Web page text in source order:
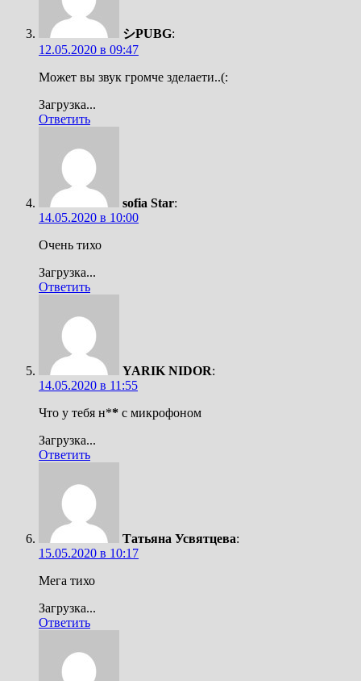
シPUBG:
12.05.2020 в 09:47
Может вы звук громче зделаети..(:
Загрузка...
Ответить
sofia Star:
14.05.2020 в 10:00
Очень тихо
Загрузка...
Ответить
YARIK NIDOR:
14.05.2020 в 11:55
Что у тебя н** с микрофоном
Загрузка...
Ответить
Татьяна Усвятцева:
15.05.2020 в 10:17
Мега тихо
Загрузка...
Ответить